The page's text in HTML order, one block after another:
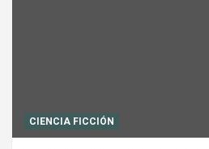
CIENCIA FICCIÓN